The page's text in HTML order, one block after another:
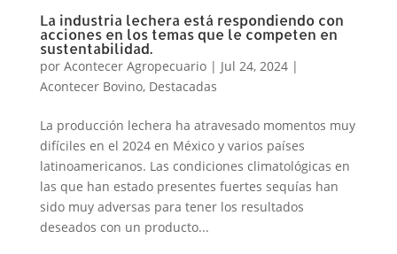
La industria lechera está respondiendo con
acciones en los temas que le competen en
sustentabilidad.
por Acontecer Agropecuario| Jul 24, 2024|
Acontecer Bovino, Destacadas
La producción lechera ha atravesado momentos muy
difíciles en el 2024 en México y varios países
latinoamericanos. Las condiciones climatológicas en
las que han estado presentes fuertes sequías han
sido muy adversas para tener los resultados
deseados con un producto...